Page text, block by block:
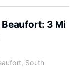
Beaufort: 3 Mi
South